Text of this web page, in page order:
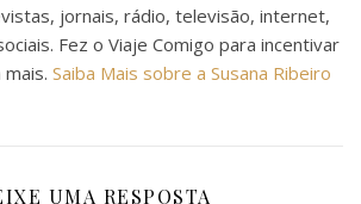
jornais, rádio, televisão, internet,
Fez o Viaje Comigo para incentivar
Saiba Mais sobre a Susana Ribeiro
UMA RESPOSTA